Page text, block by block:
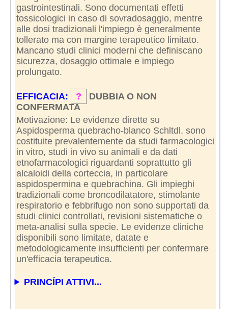
gastrointestinali. Sono documentati effetti
tossicologici in caso di sovradosaggio, mentre
alle dosi tradizionali l'impiego è generalmente
tollerato ma con margine terapeutico limitato.
Mancano studi clinici moderni che definiscano
sicurezza, dosaggio ottimale e impiego
prolungato.
EFFICACIA: ?
DUBBIA O NON
CONFERMATA
Motivazione: Le evidenze dirette su
Aspidosperma quebracho-blanco Schltdl. sono
costituite prevalentemente da studi farmacologici
in vitro, studi in vivo su animali e da dati
etnofarmacologici riguardanti soprattutto gli
alcaloidi della corteccia, in particolare
aspidospermina e quebrachina. Gli impieghi
tradizionali come broncodilatatore, stimolante
respiratorio e febbrifugo non sono supportati da
studi clinici controllati, revisioni sistematiche o
meta-analisi sulla specie. Le evidenze cliniche
disponibili sono limitate, datate e
metodologicamente insufficienti per confermare
un'efficacia terapeutica.
PRINCÍPI ATTIVI...